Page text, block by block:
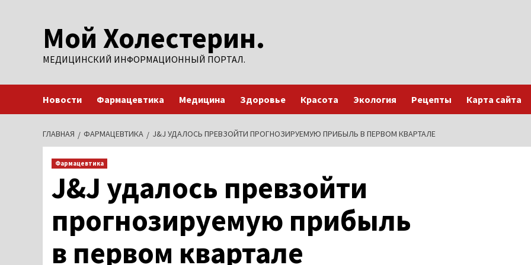
содержимомуМой Холестерин.
МЕДИЦИНСКИЙ ИНФОРМАЦИОННЫЙ ПОРТАЛ.
Новости Фармацевтика Медицина Здоровье Красота Экология Рецепты Карта сайта
ГЛАВНАЯ ФАРМАЦЕВТИКА J&J УДАЛОСЬ ПРЕВЗОЙТИ ПРОГНОЗИРУЕМУЮ ПРИБЫЛЬ В ПЕРВОМ КВАРТАЛЕ
Фармацевтика
J&J удалось превзойти
прогнозируемую прибыль
в первом квартале